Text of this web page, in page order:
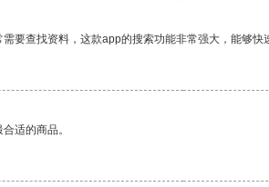
要查找资料，这款app的搜索功能非常强大，能够快
适的商品。